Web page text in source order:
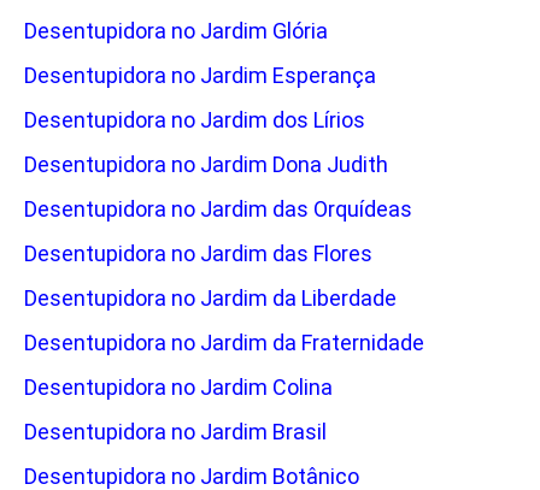
Desentupidora no Jardim Glória
Desentupidora no Jardim Esperança
Desentupidora no Jardim dos Lírios
Desentupidora no Jardim Dona Judith
Desentupidora no Jardim das Orquídeas
Desentupidora no Jardim das Flores
Desentupidora no Jardim da Liberdade
Desentupidora no Jardim da Fraternidade
Desentupidora no Jardim Colina
Desentupidora no Jardim Brasil
Desentupidora no Jardim Botânico